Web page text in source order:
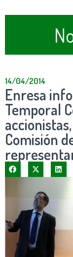
14/04/2014
Enresa
Temporal
Comisión